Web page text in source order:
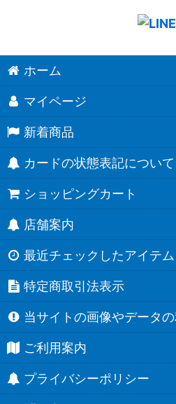
ホーム
マイページ
新着商品
カードの状態表記について
ショッピングカート
店舗案内
最近チェックしたアイテム
特定商取引法表示
当サイトの画像やデータ
ご利用案内
プライバシーポリシー